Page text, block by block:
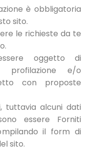
è obbligatoria
sito.
le richieste da te
oggetto di
profilazione e/o
con proposte
tuttavia alcuni dati
essere Forniti
il form di
sito.